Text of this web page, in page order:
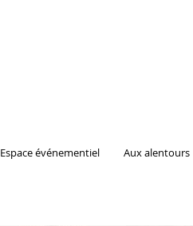
Espace événementiel Aux alentours